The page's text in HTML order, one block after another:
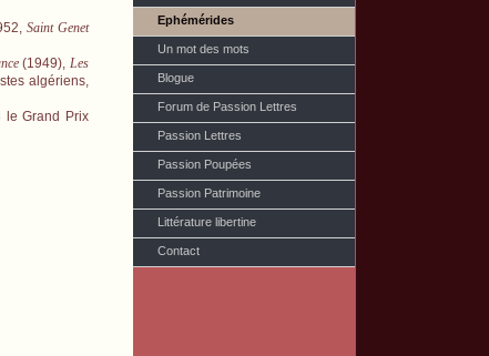
Ephémérides
Un mot des mots
Blogue
Forum de Passion Lettres
Passion Lettres
Passion Poupées
Passion Patrimoine
Littérature libertine
Contact
Saint Genet
(1949), Les
algériens,
le Grand Prix